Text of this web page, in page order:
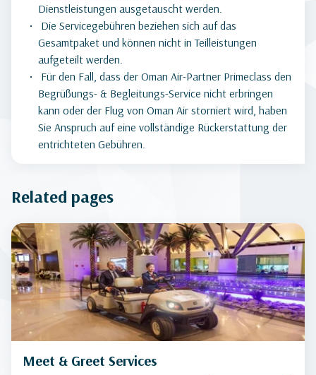
Dienstleistungen ausgetauscht werden.
Die Servicegebühren beziehen sich auf das
Gesamtpaket und können nicht in Teilleistungen
aufgeteilt werden.
Für den Fall, dass der Oman Air-Partner Primeclass den
Begrüßungs- & Begleitungs-Service nicht erbringen
kann oder der Flug von Oman Air storniert wird, haben
Sie Anspruch auf eine vollständige Rückerstattung der
entrichteten Gebühren.
Related pages
Meet & Greet Services